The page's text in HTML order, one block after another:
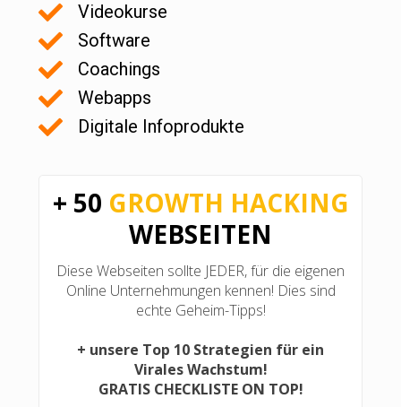
Videokurse
Software
Coachings
Webapps
Digitale Infoprodukte
+ 50 GROWTH HACKING
WEBSEITEN
Diese Webseiten sollte JEDER, für die eigenen
Online Unternehmungen kennen! Dies sind
echte Geheim-Tipps!
+ unsere Top 10 Strategien für ein
Virales Wachstum!
GRATIS CHECKLISTE ON TOP!